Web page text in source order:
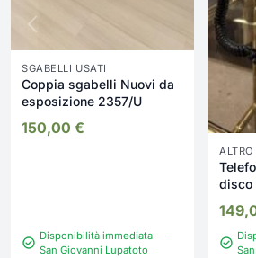
SGABELLI USATI
Coppia sgabelli Nuovi da
esposizione 2357/U
150,00 €
Disponibilità immediata —
San Giovanni Lupatoto
disco